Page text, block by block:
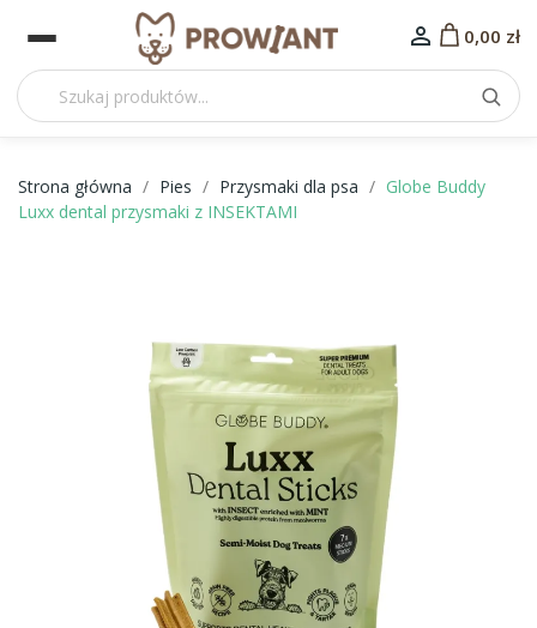
 0,00 zł
Strona główna Pies Przysmaki dla psa
Globe Buddy
Luxx dental przysmaki z INSEKTAMI